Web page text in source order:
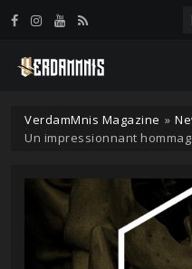
VerdamMnis Magazine »
Un impressionnant
Panneau de gestion des